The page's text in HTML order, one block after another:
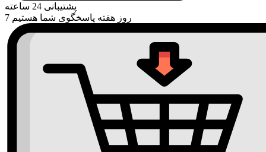
پشتیبانی 24 ساعته
7 روز هفته پاسخگوی شما هستیم